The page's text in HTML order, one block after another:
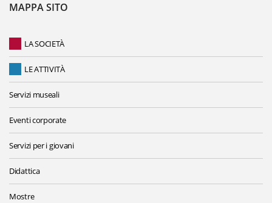
MAPPA SITO
LA SOCIETÀ
LE ATTIVITÀ
Servizi museali
Eventi corporate
Servizi per i giovani
Didattica
Mostre